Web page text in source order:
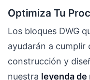
Optimiza Tu
Los bloques DWG
ayudarán a cumplir
construcción y
nuestra leyenda